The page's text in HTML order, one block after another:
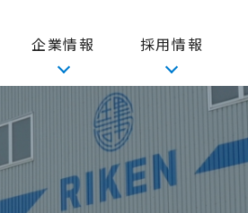
企業情報 採用情報